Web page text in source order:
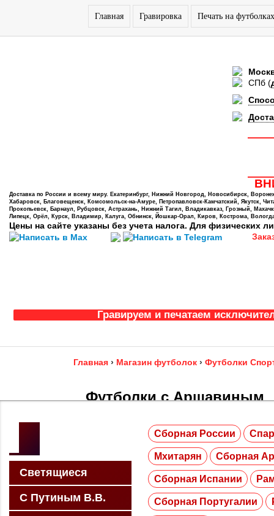
Главная Гравировка Печать на футболках
СПб (
Доставка по России и всему миру. Екатеринбург, Нижний Новгород, Новосибирск,
Хабаровск, Благовещенск, Комсомольск-на-Амуре, Петропавловск-Камчатский, Якутск,
Прокопьевск, Барнаул, Рубцовск, Астрахань, Нижний Тагил, Владикавказ, Грозный,
Липецк, Орёл, Курск, Владимир, Калуга, Обнинск, Йошкар-Орал, Киров, Кострома,
Цены на сайте указаны без учета налога. Для физических
Гравируем и печатаем
Главная › Магазин футболок › Футболки
Футболки с Аршавиным
Компания “Мистер Бант” предлагает купить
Светящиеся
С Путиным В.В.
Сборная России
Мхитарян Сборная
Сборная Испании
Сборная Португалии